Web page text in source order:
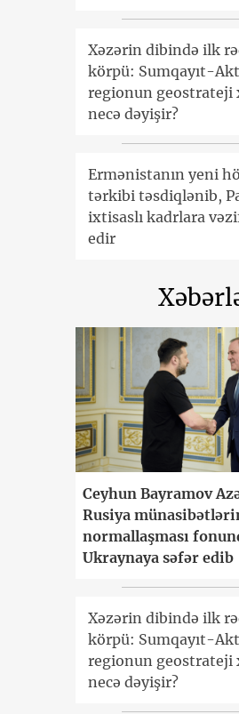
Xəzərin dibində ilk
körpü: Sumqayıt-
regionun geostrateji
necə dəyişir?
Ermənistanın yeni
tərkibi təsdiqlənib,
ixtisaslı kadrlara
edir
Ceyhun Bayramov
Rusiya
normallaşması
Ukraynaya səfər edib
Xəzərin dibində ilk
körpü: Sumqayıt-
regionun geostrateji
necə dəyişir?